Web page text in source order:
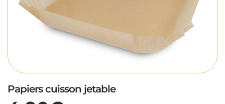
Papiers cuisson jetable